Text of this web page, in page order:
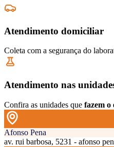
Atendimento domiciliar
Coleta com a segurança do
Atendimento nas
Confira as unidades que fazem o
Afonso Pena
av. rui barbosa, 5231 - afonso